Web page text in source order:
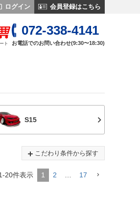
ログイン 会員登録はこちら
ト
072-338-4141
お電話でのお問い合わせ(9:30〜18:30)
S15
こだわり条件から探す
-20件表示 1 2 … 17